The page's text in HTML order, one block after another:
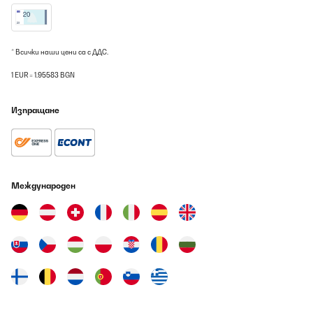
sempre perfettamente pulite e asciutte.Conclusione:Per chi cerca
Klarstein è la scelta perfetta. Anche dopo due anni, rimane uno
Utente Amazon
Превод
Dopo due anni di utilizzo, posso dire che questa mini
la sua qualità e affidabilità.Punti di forza:Perfetta per spazi
coppie. Occupa poco spazio sul piano di lavoro e si integra bene
nell’ambiente.Efficiente: I 7 programmi di lavaggio coprono ogni
da pulire.Silenziosa: Anche durante i cicli di lavaggio più lunghi, il
rumore è minimo, rendendola adatta anche per l’uso serale.Facile
competenze tecniche.Risparmio di acqua ed energia: Perfetta per
chi vuole un’opzione ecologica senza sprechi.Dopo due anni:La
* Всички наши цени са с ДДС.
1 EUR = 1.95583 BGN
Изпращане
Международен